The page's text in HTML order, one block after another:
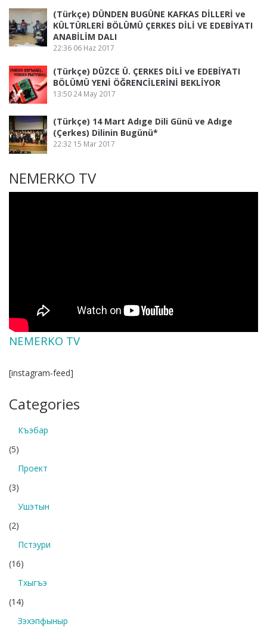
(Türkçe) DÜNDEN BUGÜNE KAFKAS DİLLERİ ve
KÜLTÜRLERİ BÖLÜMÜ ÇERKES DİLİ VE EDEBİYATI
ANABİLİM DALI
22:36 06 Haz 2017
(Türkçe) DÜZCE Ü. ÇERKES DİLİ ve EDEBİYATI
BÖLÜMÜ YENİ ÖĞRENCİLERİNİ BEKLİYOR
13:50 24 May 2017
(Türkçe) 14 Mart Adıge Dili Günü ve Adıge
(Çerkes) Dilinin Bugünü*
22:32 15 Mar 2017
NEMERKO TV
NEMERKO TV
[instagram-feed]
Categories
Къэбар
(5)
Проект
(3)
Ушэтын
(2)
Пстэури
(16)
Тхыгъэ
(14)
Зэхэпфыныр